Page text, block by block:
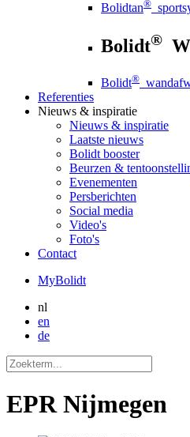
Bolidtan®
Bolidt®
Bolidt®
Referenties
Nieuws & inspiratie
Nieuws & inspiratie
Laatste nieuws
Bolidt booster
Beurzen &
Evenementen
Persberichten
Social media
Video's
Foto's
Contact
MyBolidt
nl
en
de
EPR Nijmegen